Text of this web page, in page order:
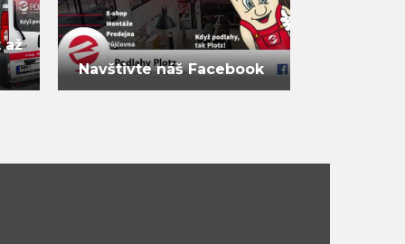
až
Navštivte náš Facebook